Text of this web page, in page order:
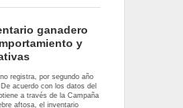
ganadero
y
registra, por segundo año
acuerdo con los datos del
a través de la Campaña
aftosa, el inventario